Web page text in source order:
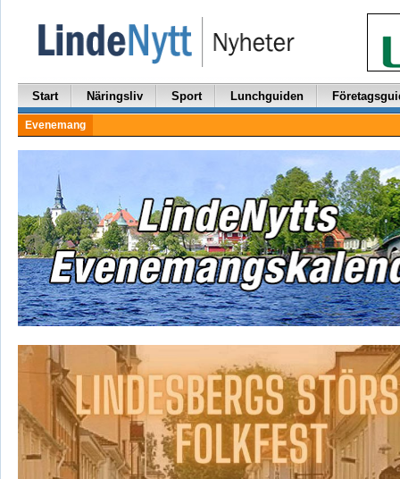
Start Näringsliv Sport Lunchguiden
Evenemang